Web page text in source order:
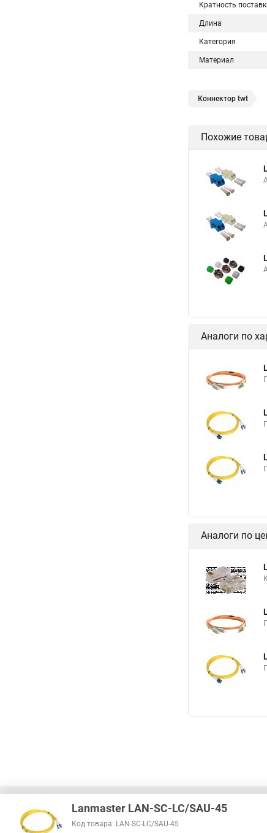
Кратность
Длина
Категория
Материал
Коннектор twt
Похожие
Аналоги по
Аналоги по
Lanmaster LAN-SC-LC/SAU-45
Код товара: LAN-SC-LC/SAU-45